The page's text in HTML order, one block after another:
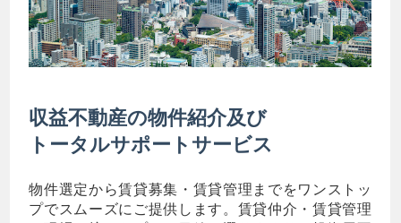
収益不動産の物件紹介及び
トータルサポートサービス
物件選定から賃貸募集・賃貸管理までをワンストッ
プでスムーズにご提供します。賃貸仲介・賃貸管理